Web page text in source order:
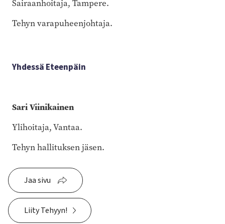
Sairaanhoitaja, Tampere.
Tehyn varapuheenjohtaja.
Yhdessä Eteenpäin
Sari Viinikainen
Ylihoitaja, Vantaa.
Tehyn hallituksen jäsen.
Jaa sivu
Liity Tehyyn!